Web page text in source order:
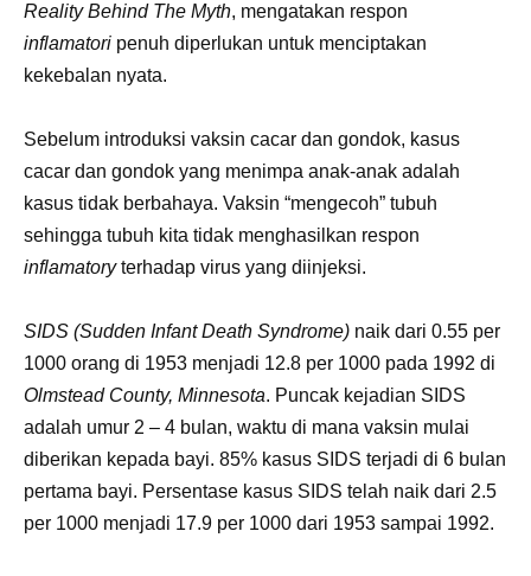
Reality Behind The Myth, mengatakan respon
inflamatori penuh diperlukan untuk menciptakan
kekebalan nyata.
Sebelum introduksi vaksin cacar dan gondok, kasus
cacar dan gondok yang menimpa anak-anak adalah
kasus tidak berbahaya. Vaksin “mengecoh” tubuh
sehingga tubuh kita tidak menghasilkan respon
inflamatoryterhadap virus yang diinjeksi.
SIDS (Sudden Infant Death Syndrome) naik dari 0.55 per
1000 orang di 1953 menjadi 12.8 per 1000 pada 1992 di
Olmstead County, Minnesota. Puncak kejadian SIDS
adalah umur 2 – 4 bulan, waktu di mana vaksin mulai
diberikan kepada bayi. 85% kasus SIDS terjadi di 6 bulan
pertama bayi. Persentase kasus SIDS telah naik dari 2.5
per 1000 menjadi 17.9 per 1000 dari 1953 sampai 1992.